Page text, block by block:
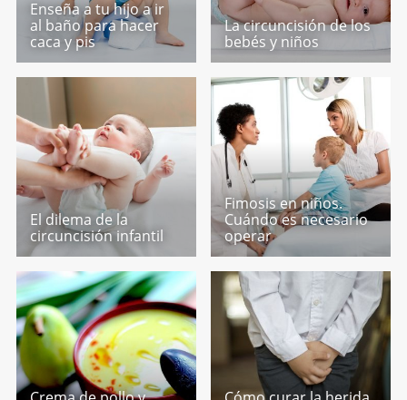
Enseña a tu hijo a ir
al baño para hacer
caca y pis
La circuncisión de los
bebés y niños
El dilema de la
circuncisión infantil
Fimosis en niños.
Cuándo es necesario
operar